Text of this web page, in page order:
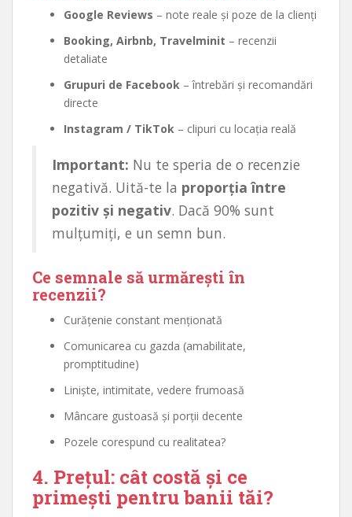
Google Reviews – note reale și poze de la clienți
Booking, Airbnb, Travelminit – recenzii
detaliate
Grupuri de Facebook – întrebări și recomandări
directe
Instagram / TikTok – clipuri cu locația reală
Important: Nu te speria de o recenzie
negativă. Uită-te la proporția între
pozitiv și negativ. Dacă 90% sunt
mulțumiți, e un semn bun.
Ce semnale să urmărești în
recenzii?
Curățenie constant menționată
Comunicarea cu gazda (amabilitate,
promptitudine)
Liniște, intimitate, vedere frumoasă
Mâncare gustoasă și porții decente
Pozele corespund cu realitatea?
4. Prețul: cât costă și ce
primești pentru banii tăi?